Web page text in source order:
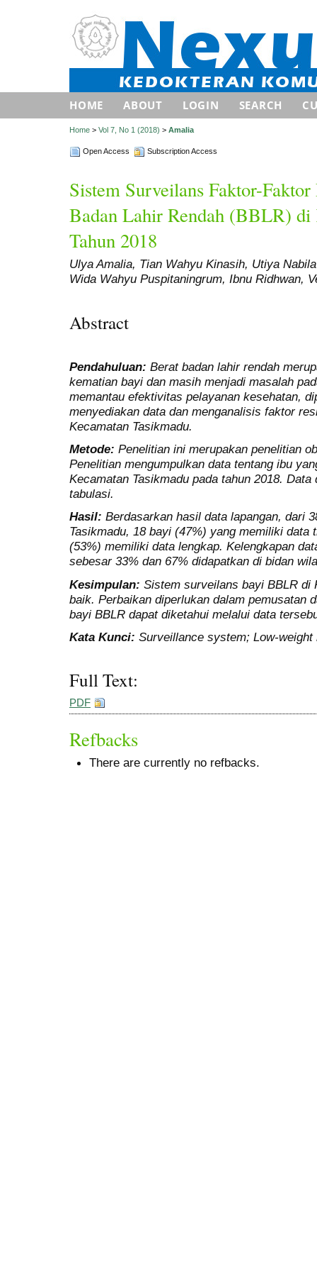
HOME ABOUT LOGIN SEARCH
Home > Vol 7, No 1 (2018) > Amalia
Open Access Subscription Access
Sistem Surveilans Faktor-
Badan Lahir Rendah (BBLR) di
Tahun 2018
Ulya Amalia, Tian Wahyu Kinasih, Utiya
Wida Wahyu Puspitaningrum, Ibnu Ridhwan,
Abstract
Pendahuluan: Berat badan lahir rendah
kematian bayi dan masih menjadi masalah
memantau efektivitas pelayanan kesehatan,
menyediakan data dan menganalisis faktor
Kecamatan Tasikmadu.
Metode: Penelitian ini merupakan penelitian
Penelitian mengumpulkan data tentang ibu
Kecamatan Tasikmadu pada tahun 2018.
tabulasi.
Hasil: Berdasarkan hasil data lapangan, dari
Tasikmadu, 18 bayi (47%) yang memiliki data
(53%) memiliki data lengkap. Kelengkapan
sebesar 33% dan 67% didapatkan di bidan
Kesimpulan: Sistem surveilans bayi BBLR di
baik. Perbaikan diperlukan dalam pemusatan
bayi BBLR dapat diketahui melalui data
Kata Kunci: Surveillance system; Low-weight
Full Text:
PDF
Refbacks
There are currently no refbacks.